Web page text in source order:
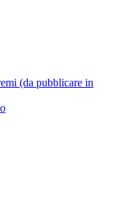
(da pubblicare in